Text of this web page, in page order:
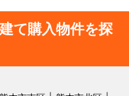
て購入物件を探